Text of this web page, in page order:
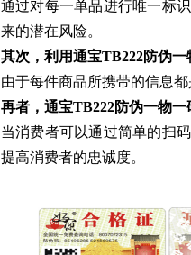
通过对每一单品进行唯一标
来的潜在风险。
其次，利用通宝TB222防伪一
由于每件商品所携带的信息
再者，通宝TB222防伪一物一
当消费者可以通过简单的扫
提高消费者的忠诚度。